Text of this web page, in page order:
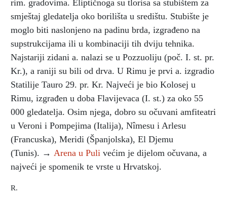
rim. gradovima. Eliptičnoga su tlorisa sa stubištem za
smještaj gledatelja oko borilišta u središtu. Stubište je
moglo biti naslonjeno na padinu brda, izgrađeno na
supstrukcijama ili u kombinaciji tih dviju tehnika.
Najstariji zidani a. nalazi se u Pozzuoliju (poč. I. st. pr.
Kr.), a raniji su bili od drva. U Rimu je prvi a. izgradio
Statilije Tauro 29. pr. Kr. Najveći je bio Kolosej u
Rimu, izgrađen u doba Flavijevaca (I. st.) za oko 55
000 gledatelja. Osim njega, dobro su očuvani amfiteatri
u Veroni i Pompejima (Italija), Nîmesu i Arlesu
(Francuska), Meridi (Španjolska), El Djemu
(Tunis). → Arena u Puli većim je dijelom očuvana, a
najveći je spomenik te vrste u Hrvatskoj.
R.